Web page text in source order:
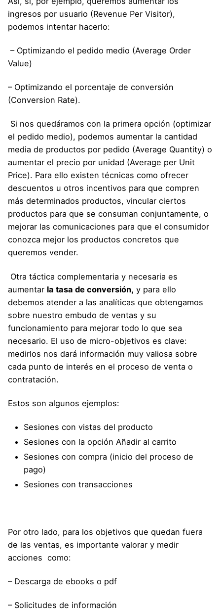
ingresos por usuario (Revenue Per Visitor),
podemos intentar hacerlo:
– Optimizando el pedido medio (Average Order
Value)
– Optimizando el porcentaje de conversión
(Conversion Rate).
Si nos quedáramos con la primera opción (optimizar
el pedido medio), podemos aumentar la cantidad
media de productos por pedido (Average Quantity) o
aumentar el precio por unidad (Average per Unit
Price). Para ello existen técnicas como ofrecer
descuentos u otros incentivos para que compren
más determinados productos, vincular ciertos
productos para que se consuman conjuntamente, o
mejorar las comunicaciones para que el consumidor
conozca mejor los productos concretos que
queremos vender.
Otra táctica complementaria y necesaria es
aumentar la tasa de conversión, y para ello
debemos atender a las analíticas que obtengamos
sobre nuestro embudo de ventas y su
funcionamiento para mejorar todo lo que sea
necesario. El uso de micro-objetivos es clave:
medirlos nos dará información muy valiosa sobre
cada punto de interés en el proceso de venta o
contratación.
Estos son algunos ejemplos:
Sesiones con vistas del producto
Sesiones con la opción Añadir al carrito
Sesiones con compra (inicio del proceso de
pago)
Sesiones con transacciones
Por otro lado, para los objetivos que quedan fuera
de las ventas, es importante valorar y medir
acciones como:
– Descarga de ebooks o pdf
– Solicitudes de información